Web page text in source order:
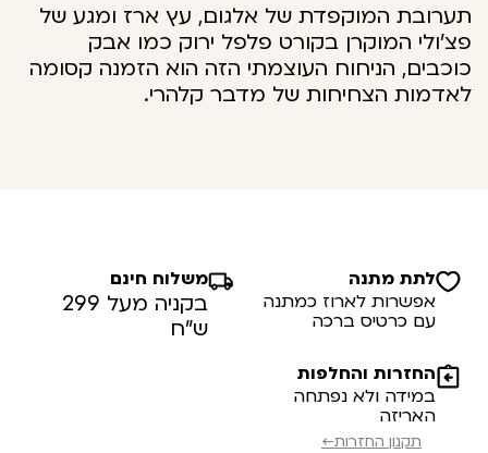
תערובת המוקפדת של אלגום, עץ ארז ומגע של
פצ'ולי המוקרן בקורט פלפל ירוק כמו אבק
כוכבים, הניחוח העוצמתי הזה הוא הזמנה קסומה
לאדמות הצחיחות של מדבר קלהרי.
לתת מתנה
אפשרות לארוז כמתנה
עם כרטיס ברכה
משלוח חינם
בקניה מעל 299
ש”ח
החזרות והחלפות
במידה ולא נפתחה
האריזה
תקנון החזרות←